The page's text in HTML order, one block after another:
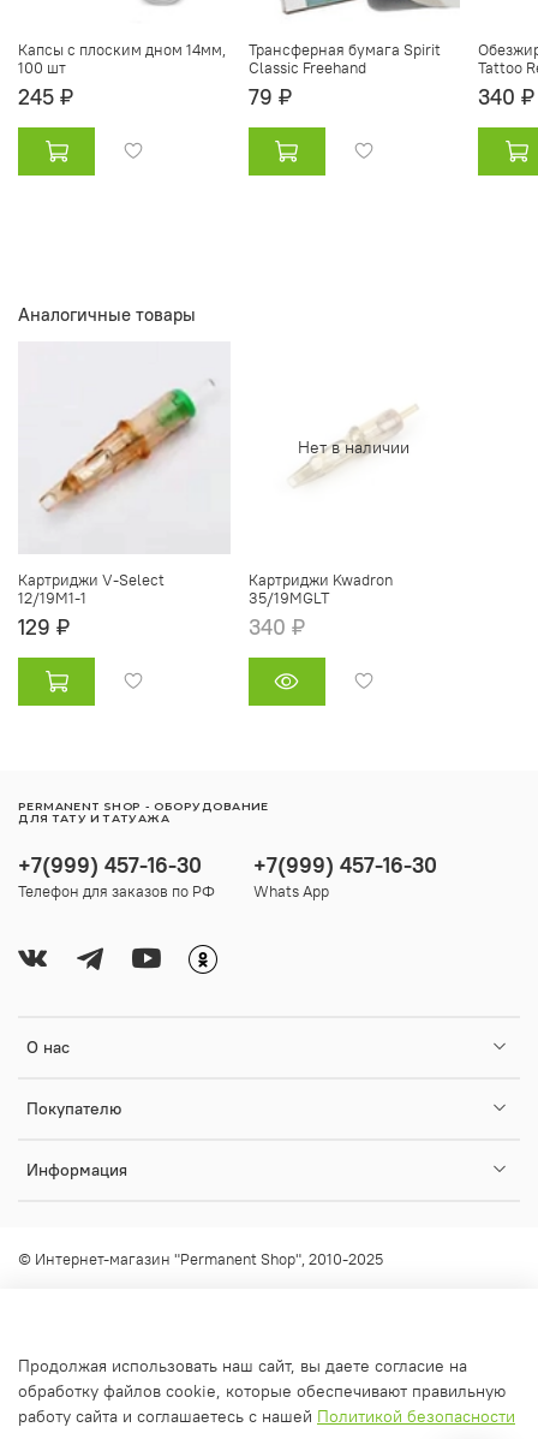
Капсы с плоским дном 14мм,
100 шт
245 ₽
Трансферная бумага Spirit
Classic Freehand
79 ₽
Tattoo
340 ₽
Аналогичные товары
Картриджи V-Select
12/19M1-1
129 ₽
Нет в наличии
Картриджи Kwadron
35/19MGLT
340 ₽
О нас
Покупателю
Информация
+7(999) 457-16-30
Телефон для заказов по РФ
+7(999) 457-16-30
Whats App
PERMANENT SHOP - ОБОРУДОВАНИЕ
ДЛЯ ТАТУ И ТАТУАЖА
© Интернет-магазин "Permanent Shop", 2010-2025
Продолжая использовать наш сайт, вы даете согласие на
обработку файлов cookie, которые обеспечивают правильную
работу сайта и соглашаетесь с нашей Политикой безопасности